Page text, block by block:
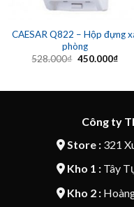
CAESAR Q822 – Hộp đựng
phòng
528.000₫ Giá
450.000₫Giá
Công ty
Store :321
Kho 1 :Tây
Kho 2 :